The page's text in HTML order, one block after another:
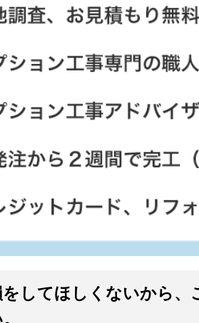
してほしくないから、